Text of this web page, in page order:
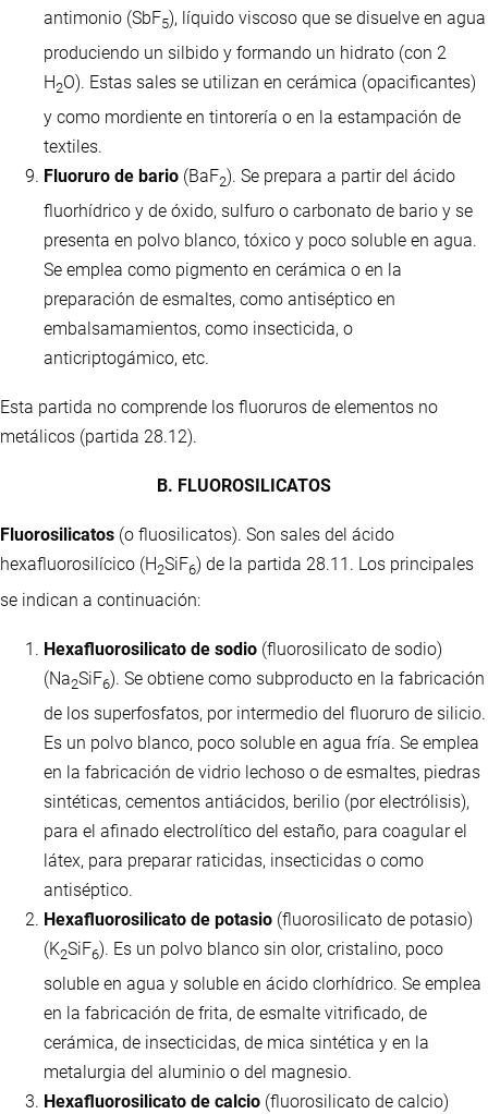
antimonio (SbF5), líquido viscoso que se disuelve en agua
produciendo un silbido y formando un hidrato (con 2
H2O). Estas sales se utilizan en cerámica (opacificantes)
y como mordiente en tintorería o en la estampación de
textiles.
Fluoruro de bario (BaF2). Se prepara a partir del ácido
fluorhídrico y de óxido, sulfuro o carbonato de bario y se
presenta en polvo blanco, tóxico y poco soluble en agua.
Se emplea como pigmento en cerámica o en la
preparación de esmaltes, como antiséptico en
embalsamamientos, como insecticida, o
anticriptogámico, etc.
Esta partida no comprende los fluoruros de elementos no
metálicos (partida 28.12).
B. FLUOROSILICATOS
Fluorosilicatos (o fluosilicatos). Son sales del ácido
hexafluorosilícico (H2SiF6) de la partida 28.11. Los principales
se indican a continuación:
Hexafluorosilicato de sodio (fluorosilicato de sodio)
(Na2SiF6). Se obtiene como subproducto en la fabricación
de los superfosfatos, por intermedio del fluoruro de silicio.
Es un polvo blanco, poco soluble en agua fría. Se emplea
en la fabricación de vidrio lechoso o de esmaltes, piedras
sintéticas, cementos antiácidos, berilio (por electrólisis),
para el afinado electrolítico del estaño, para coagular el
látex, para preparar raticidas, insecticidas o como
antiséptico.
Hexafluorosilicato de potasio (fluorosilicato de potasio)
(K2SiF6). Es un polvo blanco sin olor, cristalino, poco
soluble en agua y soluble en ácido clorhídrico. Se emplea
en la fabricación de frita, de esmalte vitrificado, de
cerámica, de insecticidas, de mica sintética y en la
metalurgia del aluminio o del magnesio.
Hexafluorosilicato de calcio (fluorosilicato de calcio)